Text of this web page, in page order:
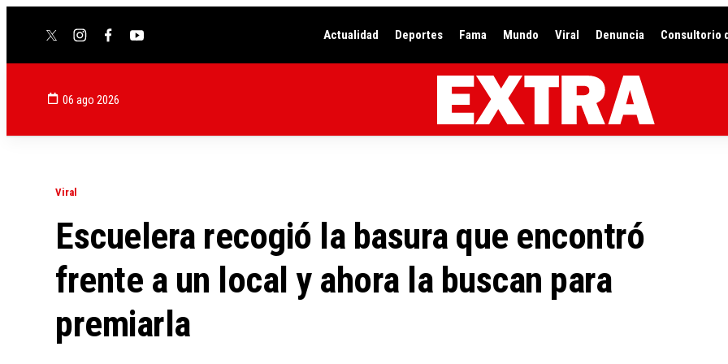
twitterinstagram
facebookyoutube Actualidad Deportes Fama Mundo Viral Denuncia Consultorio
06 ago 2026
Viral
Escuelera recogió la basura que encontró
frente a un local y ahora la buscan para
premiarla